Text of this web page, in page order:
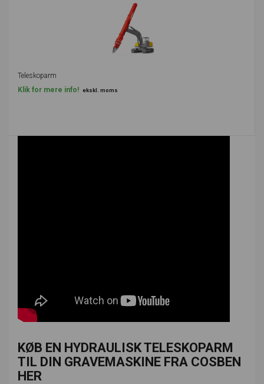
Teleskoparm
Klik for mere info! ekskl. moms
KØB EN HYDRAULISK TELESKOPARM
TIL DIN GRAVEMASKINE FRA COSBEN
HER